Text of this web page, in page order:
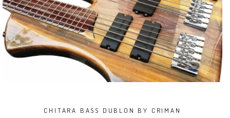
CHITARA BASS DUBLON BY CRIMAN